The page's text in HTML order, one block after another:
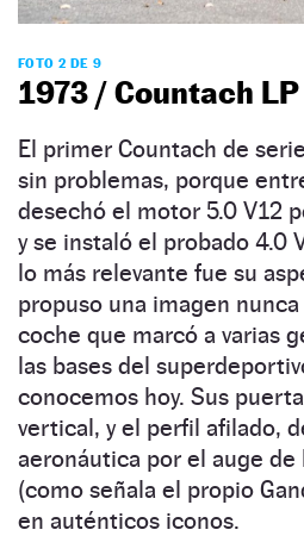
FOTO 2 DE 9
1973 / Countach
El primer Countach de
sin problemas, porque
desechó el motor 5.0 V12
y se instaló el probado 4.0
lo más relevante fue su
propuso una imagen
coche que marcó a varias
las bases del
conocemos hoy. Sus
vertical, y el perfil afilado,
aeronáutica por el auge de
(como señala el propio
en auténticos iconos.